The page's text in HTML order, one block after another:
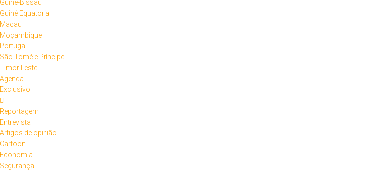
Guiné-Bissau
Guiné Equatorial
Macau
Moçambique
Portugal
São Tomé e Príncipe
Timor Leste
Agenda
Exclusivo
Reportagem
Entrevista
Artigos de opinião
Cartoon
Economia
Segurança